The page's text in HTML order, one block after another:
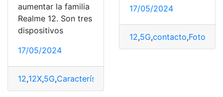
aumentar la familia
Realme 12. Son tres
dispositivos
17/05/2024
12,12X,5G,Características
17/05/2024
12,5G,contacto,Fotos